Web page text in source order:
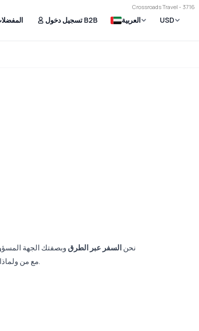
Crossroads Travel - 3716
تسجيل دخول B2B العربية USD
نحنالسفر عبر الطرقوبصفتك الجهة
مع من ولماذا يمكن تقاسم البيانات المجهزة، وطريقة تجهيز البيانات والأسباب القانونية؛ ونهدف إلى إبلاغكم بما هي حقوقكم فيما يتعلق ببياناتكم المجهزة.